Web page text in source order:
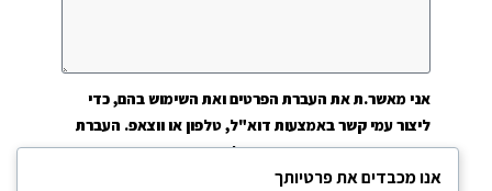
אני מאשר.ת את העברת הפרטים ואת השימוש בהם, כדי
ליצור עמי קשר באמצעות דוא"ל, טלפון או ווצאפ. העברת
הפרטים היא מרצוני החופשי ועל מסירת הפרטים והשימוש
במידע תחולמדיניות הפרטיות של האתראנו מכבדים את פרטיותך